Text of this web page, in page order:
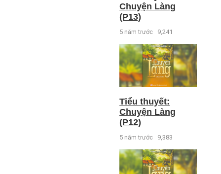
Chuyện Làng
(P13)
5 năm trước 9,241
Tiểu thuyết:
Chuyện Làng
(P12)
5 năm trước 9,383